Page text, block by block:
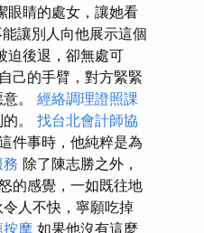
眼睛的處女，讓她看
讓別人向他展示這個
迫後退，卻無處可
己的手臂，對方緊緊
。 經絡調理證照課
。 找台北會計師協
件事時，他純粹是為
除了陳志勝之外，
的感覺，一如既往地
人不快，寧願吃掉
按摩 如果他沒有這麼